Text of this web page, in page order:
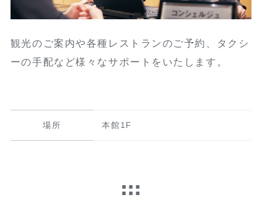
観光のご案内や各種レストランのご予約、タクシ
ーの手配など様々なサポートをいたします。
場所 本館1F